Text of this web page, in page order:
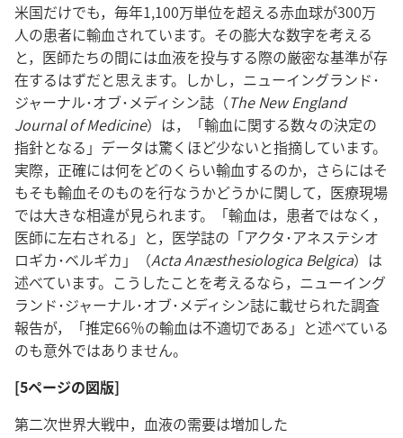
米国だけでも，毎年1,100万単位を超える赤血球が300万
人の患者に輸血されています。その膨大な数字を考える
と，医師たちの間には血液を投与する際の厳密な基準が存
在するはずだと思えます。しかし，ニューイングランド･
ジャーナル･オブ･メディシン誌（The New England
Journal of Medicine）は，「輸血に関する数々の決定の
指針となる」データは驚くほど少ないと指摘しています。
実際，正確には何をどのくらい輸血するのか，さらにはそ
もそも輸血そのものを行なうかどうかに関して，医療現場
では大きな相違が見られます。「輸血は，患者ではなく，
医師に左右される」と，医学誌の「アクタ･アネステシオ
ロギカ･ベルギカ」（Acta Anæsthesiologica Belgica）は
述べています。こうしたことを考えるなら，ニューイング
ランド･ジャーナル･オブ･メディシン誌に載せられた調査
報告が，「推定66％の輸血は不適切である」と述べている
のも意外ではありません。
[5ページの図版]
第二次世界大戦中，血液の需要は増加した